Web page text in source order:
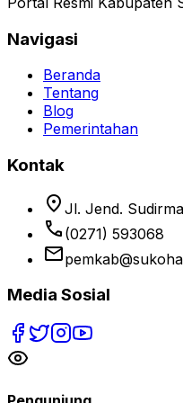
Navigasi
Beranda
Tentang
Blog
Pemerintahan
Kontak
location_on Jl. Jend.
phone (0271) 593068
email
Media Sosial